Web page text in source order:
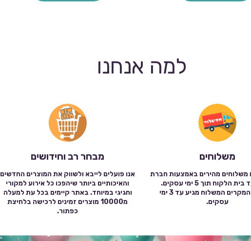
למה אנחנו
משלוחים
משלוחים מהירים באמצעות חברת
שילוח עד בית הלקוח תוך 5 ימי עסקים.
במרבית המקרים המשלוח מגיע עד 3 ימי
עסקים.
מבחר רב וחידושים
אנו פועלים לייבא ולשווק את המוצרים החדשים
והאיכותיים ביותר שיהפכו כל אירוע למקורי
וחגיגי במיוחד. באתר קיימים בכל עת למעלה
מ10000 מוצרים זמינים לרכישה בלחיצת
כפתור.